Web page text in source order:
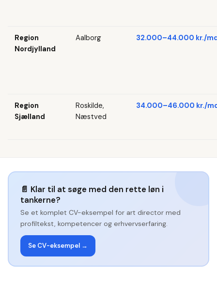
Region
Nordjylland
Aalborg 32.000–44.000 kr./
Region
Sjælland
Roskilde,
Næstved
34.000–46.000 kr./
📄 Klar til at søge med den rette løn i
tankerne?
Se et komplet CV-eksempel for art directormed
profiltekst, kompetencer og erhvervserfaring.
Se CV-eksempel →